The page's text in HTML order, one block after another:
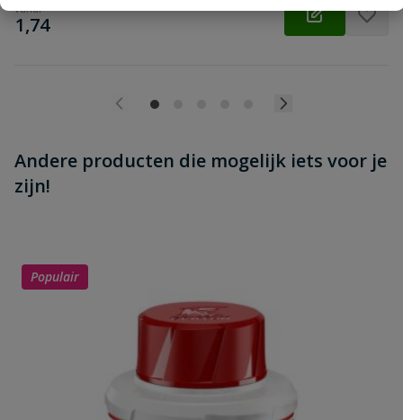
vanaf
€
1,74
Andere producten die mogelijk iets voor je
zijn!
Populair